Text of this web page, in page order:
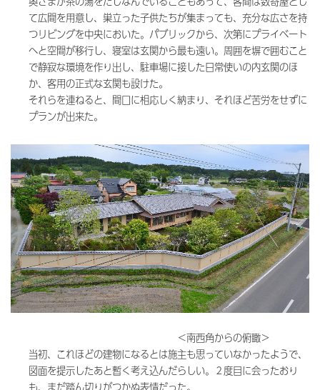
て広間を用意し、巣立った子供たちが集まっても、充分な広さを持
つリビングを中央においた。パブリックから、次第にプライベート
へと空間が移行し、寝室は玄関から最も遠い。周囲を塀で囲むこと
で静寂な環境を作り出し、駐車場に接した日常使いの内玄関のほ
か、客用の正式な玄関も設けた。
それらを連ねると、間口に相応しく納まり、それほど苦労をせずに
プランが出来た。
＜南西角からの俯瞰＞
当初、これほどの建物になるとは施主も思っていなかったようで、
図面を提示したあと暫く考え込んだらしい。２度目に会ったおり